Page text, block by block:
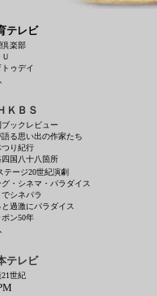
テレビ
倶楽部
ゥデイ
ＫＢＳ
ブックレビュー
る思い出の作家たち
つり紀行
四国八十八箇所
テージ20世紀演劇
グ・シネマ・パラダイス
でシネパラ
と過激にパラダイス
ポン50年
テレビ
世紀